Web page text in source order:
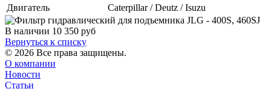
Двигатель
Caterpillar / Deutz / Isuzu
В наличии 10 350 руб
Вернуться к списку
© 2026 Все права защищены.
О компании
Новости
Статьи